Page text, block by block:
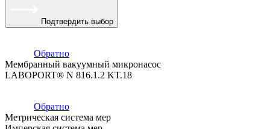
Подтвердить выбор
Обратно
Мембранный вакуумный микронасос
LABOPORT® N 816.1.2 KT.18
Обратно
Метрическая система мер